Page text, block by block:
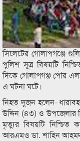
সিলেটের গোলাপগঞ্জে
পুলিশ সূত্র বিষয়টি
দিকে গোলাপগঞ্জ পৌর
এ ঘটনা ঘটে।
নিহত দুজন হলেন-
উদ্দিন (৪৩) ও উপজেলার
মৃত্যুর বিষয়টি নিশ্চিত
আরএমও ডা. শাহিন